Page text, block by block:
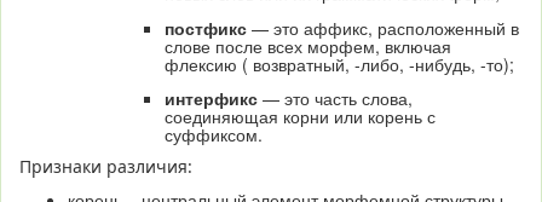
постфикс — это аффикс, расположенный в
слове после всех морфем, включая
флексию ( возвратный, -либо, -нибудь, -то);
интерфикс — это часть слова,
соединяющая корни или корень с
суффиксом.
Признаки различия: